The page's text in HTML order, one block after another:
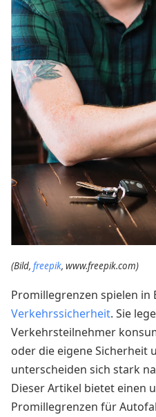
(Bild, freepik, www.freepik.com)
Promillegrenzen spielen in
Verkehrssicherheit. Sie
Verkehrsteilnehmer
oder die eigene Sicherheit
unterscheiden sich stark
Dieser Artikel bietet einen
Promillegrenzen für